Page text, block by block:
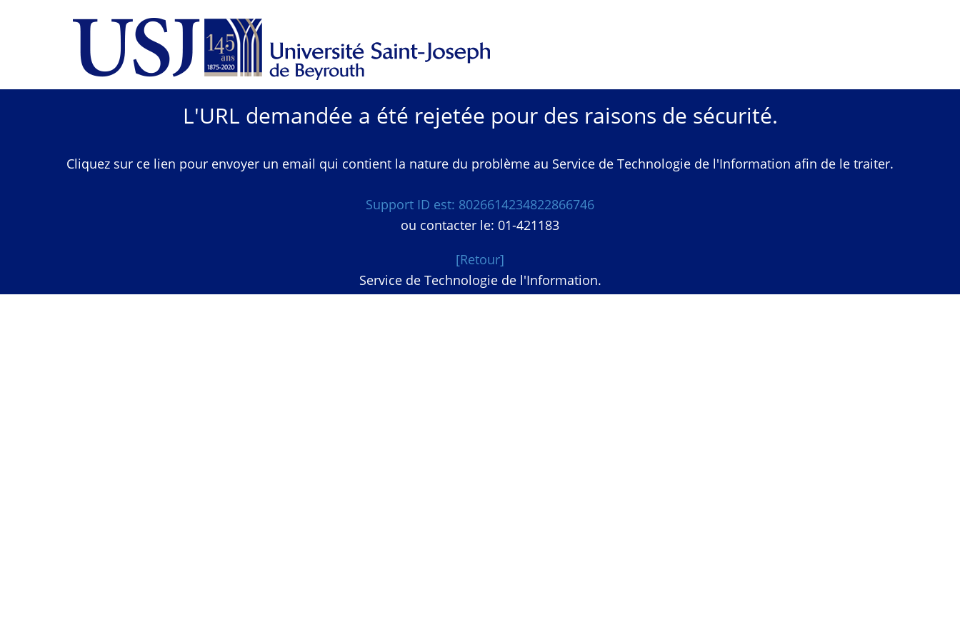
L'URL demandée a été rejetée pour des raisons de sécurité.
Cliquez sur ce lien pour envoyer un email qui contient la nature du problème au Service de Technologie de l'Information afin de le traiter.
Support ID est: 8026614234822866746
ou contacter le: 01-421183
[Retour]
Service de Technologie de l'Information.